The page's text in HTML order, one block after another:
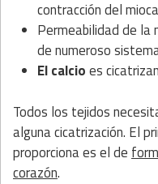
contracción del
Permeabilidad de la
de numeroso
El calcioes
Todos los tejidos
alguna cicatrización. El
proporciona es el de
corazón.